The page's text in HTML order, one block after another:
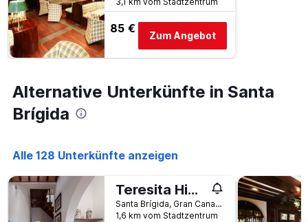
85 €
Zum Angebot
Alternative Unterkünfte in Santa
Brígida
Alle 128 Unterkünfte anzeigen
Teresita High Views with private pool
Santa Brígida, Gran Canaria, Spanien
1,6 km vom Stadtzentrum